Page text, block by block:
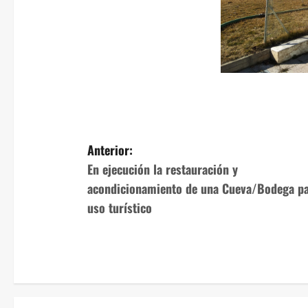
N
a
v
Anterior:
En ejecución la restauración y
acondicionamiento de una Cueva/Bodega
uso turístico